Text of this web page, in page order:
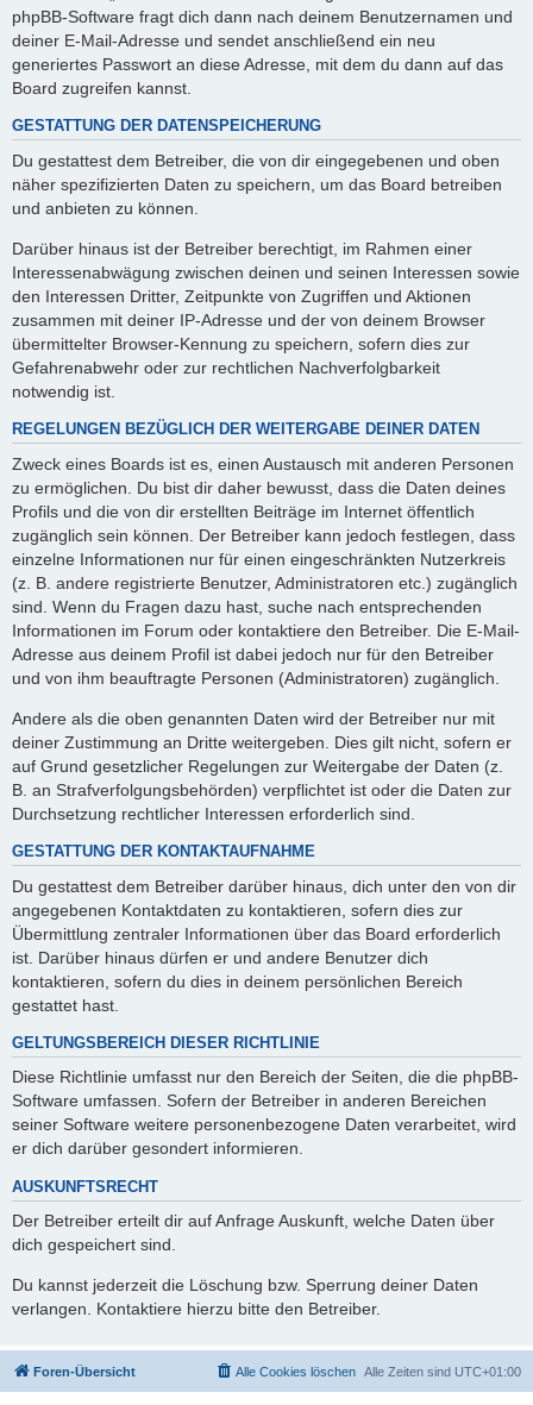
phpBB-Software fragt dich dann nach deinem Benutzernamen und
deiner E-Mail-Adresse und sendet anschließend ein neu
generiertes Passwort an diese Adresse, mit dem du dann auf das
Board zugreifen kannst.
GESTATTUNG DER DATENSPEICHERUNG
Du gestattest dem Betreiber, die von dir eingegebenen und oben
näher spezifizierten Daten zu speichern, um das Board betreiben
und anbieten zu können.
Darüber hinaus ist der Betreiber berechtigt, im Rahmen einer
Interessenabwägung zwischen deinen und seinen Interessen sowie
den Interessen Dritter, Zeitpunkte von Zugriffen und Aktionen
zusammen mit deiner IP-Adresse und der von deinem Browser
übermittelter Browser-Kennung zu speichern, sofern dies zur
Gefahrenabwehr oder zur rechtlichen Nachverfolgbarkeit
notwendig ist.
REGELUNGEN BEZÜGLICH DER WEITERGABE DEINER DATEN
Zweck eines Boards ist es, einen Austausch mit anderen Personen
zu ermöglichen. Du bist dir daher bewusst, dass die Daten deines
Profils und die von dir erstellten Beiträge im Internet öffentlich
zugänglich sein können. Der Betreiber kann jedoch festlegen, dass
einzelne Informationen nur für einen eingeschränkten Nutzerkreis
(z. B. andere registrierte Benutzer, Administratoren etc.) zugänglich
sind. Wenn du Fragen dazu hast, suche nach entsprechenden
Informationen im Forum oder kontaktiere den Betreiber. Die E-Mail-
Adresse aus deinem Profil ist dabei jedoch nur für den Betreiber
und von ihm beauftragte Personen (Administratoren) zugänglich.
Andere als die oben genannten Daten wird der Betreiber nur mit
deiner Zustimmung an Dritte weitergeben. Dies gilt nicht, sofern er
auf Grund gesetzlicher Regelungen zur Weitergabe der Daten (z.
B. an Strafverfolgungsbehörden) verpflichtet ist oder die Daten zur
Durchsetzung rechtlicher Interessen erforderlich sind.
GESTATTUNG DER KONTAKTAUFNAHME
Du gestattest dem Betreiber darüber hinaus, dich unter den von dir
angegebenen Kontaktdaten zu kontaktieren, sofern dies zur
Übermittlung zentraler Informationen über das Board erforderlich
ist. Darüber hinaus dürfen er und andere Benutzer dich
kontaktieren, sofern du dies in deinem persönlichen Bereich
gestattet hast.
GELTUNGSBEREICH DIESER RICHTLINIE
Diese Richtlinie umfasst nur den Bereich der Seiten, die die phpBB-
Software umfassen. Sofern der Betreiber in anderen Bereichen
seiner Software weitere personenbezogene Daten verarbeitet, wird
er dich darüber gesondert informieren.
AUSKUNFTSRECHT
Der Betreiber erteilt dir auf Anfrage Auskunft, welche Daten über
dich gespeichert sind.
Du kannst jederzeit die Löschung bzw. Sperrung deiner Daten
verlangen. Kontaktiere hierzu bitte den Betreiber.
Foren-Übersicht Alle Zeiten sind UTC+01:00
Alle Cookies löschen